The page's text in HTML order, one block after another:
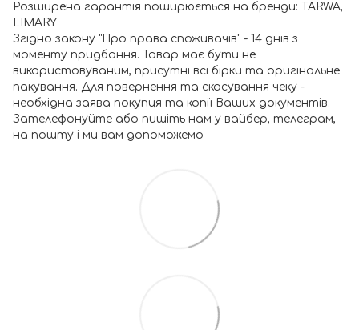
Розширена гарантія поширюється на бренди: TARWA,
LIMARY
Згідно закону "Про права споживачів" - 14 днів з
моменту придбання. Товар має бути не
використовуваним, присутні всі бірки та оригінальне
пакування. Для повернення та скасування чеку -
необхідна заява покупця та копії Ваших документів.
Зателефонуйте або пишіть нам у вайбер, телеграм,
на пошту і ми вам допоможемо